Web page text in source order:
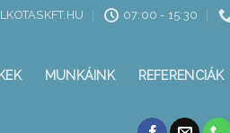
07:00 - 15:30
MUNKÁINK REFERENCIÁK